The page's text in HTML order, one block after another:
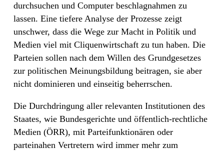
durchsuchen und Computer beschlagnahmen zu
lassen. Eine tiefere Analyse der Prozesse zeigt
unschwer, dass die Wege zur Macht in Politik und
Medien viel mit Cliquenwirtschaft zu tun haben. Die
Parteien sollen nach dem Willen des Grundgesetzes
zur politischen Meinungsbildung beitragen, sie aber
nicht dominieren und einseitig beherrschen.
Die Durchdringung aller relevanten Institutionen des
Staates, wie Bundesgerichte und öffentlich-rechtliche
Medien (ÖRR), mit Parteifunktionären oder
parteinahen Vertretern wird immer mehr zum